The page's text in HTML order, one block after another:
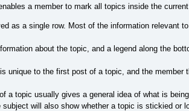
a member to mark all topics inside the
as a single row. Most of the information relevant
about the topic, and a legend along the
unique to the first post of a topic, and the
a topic usually gives a general idea of what is
will also show whether a topic is stickied or